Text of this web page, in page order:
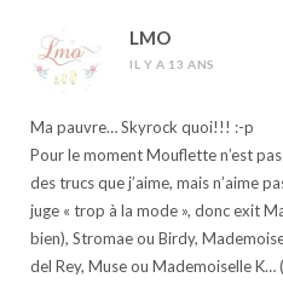
LMO
IL Y A 13 ANS
Ma pauvre… Skyrock quoi!!! :-p
Pour le moment Mouflette n’est
des trucs que j’aime, mais n’aime
juge « trop à la mode », donc exit
bien), Stromae ou Birdy,
del Rey, Muse ou Mademoiselle